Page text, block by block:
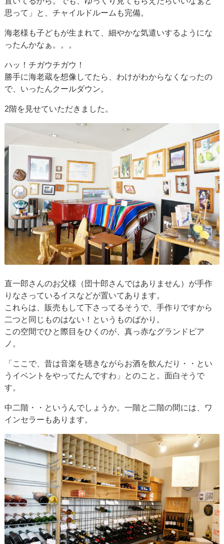
思って」と、チャイルドルームも完備。
海老様も子どもが生まれて、細やかな気遣いするようにな
ったんかなぁ。。。
ハッ！チガウチガウ！
勝手に海老蔵を想像してたら、わけがわからなくなったの
で、いったんクールダウン。
2階を見せていただきました。
直一郎さんのお父様（団十郎さんではありません）が手作
りなさっているイスなどが置いてあります。
これらは、販売もして下さってるそうで、手作りですから
二つと同じものはない！というものばかり。
この空間でひと際目をひくのが、真っ赤なグランドピア
ノ。
「ここで、昔は音楽を聴きながらお酒を飲んだり・・とい
うイベントをやってたんですわ」とのこと。面白そうで
す。
中二階・・というんでしょうか。一階と二階の間には、ワ
インセラーもあります。